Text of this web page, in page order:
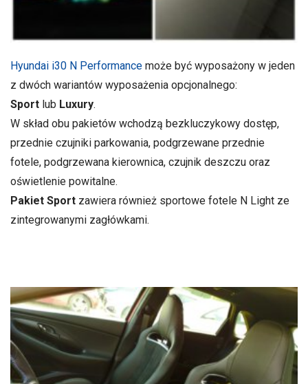
Hyundai i30 N Performance może być wyposażony w jeden
z dwóch wariantów wyposażenia opcjonalnego:
Sport lub Luxury.
W skład obu pakietów wchodzą bezkluczykowy dostęp,
przednie czujniki parkowania, podgrzewane przednie
fotele, podgrzewana kierownica, czujnik deszczu oraz
oświetlenie powitalne.
Pakiet Sport zawiera również sportowe fotele N Light ze
zintegrowanymi zagłówkami.